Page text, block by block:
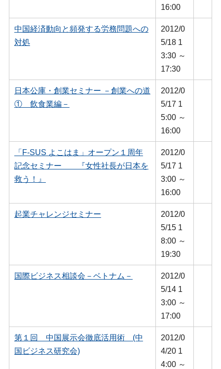
16:00
中国経済動向と頻発する労務問題への
対処
2012/0
5/18 1
3:30 ～
17:30
日本公庫・創業セミナー －創業への道
① 飲食業編－
2012/0
5/17 1
5:00 ～
16:00
「F-SUS よこはま」オープン１周年
記念セミナー 『女性社長が日本を
救う！』
2012/0
5/17 1
3:00 ～
16:00
起業チャレンジセミナー
2012/0
5/15 1
8:00 ～
19:30
国際ビジネス相談会－ベトナム－
2012/0
5/14 1
3:00 ～
17:00
第１回 中国展示会徹底活用術 (中
国ビジネス研究会)
2012/0
4/20 1
4:00 ～